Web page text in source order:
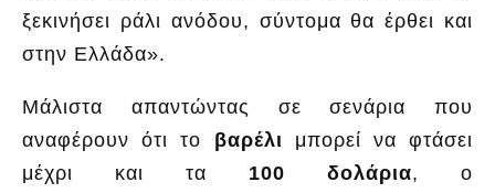
ξεκινήσει ράλι ανόδου, σύντομα θα έρθει και
στην Ελλάδα».
Μάλιστα απαντώντας σε σενάρια που
αναφέρουν ότι το βαρέλι μπορεί να φτάσει
μέχρι και τα 100 δολάρια, ο